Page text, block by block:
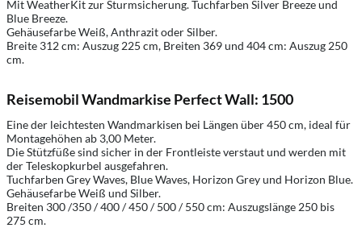
Mit WeatherKit zur Sturmsicherung. Tuchfarben Silver Breeze und
Blue Breeze.
Gehäusefarbe Weiß, Anthrazit oder Silber.
Breite 312 cm: Auszug 225 cm, Breiten 369 und 404 cm: Auszug 250
cm.
Reisemobil Wandmarkise Perfect Wall: 1500
Eine der leichtesten Wandmarkisen bei Längen über 450 cm, ideal für
Montagehöhen ab 3,00 Meter.
Die Stützfüße sind sicher in der Frontleiste verstaut und werden mit
der Teleskopkurbel ausgefahren.
Tuchfarben Grey Waves, Blue Waves, Horizon Grey und Horizon Blue.
Gehäusefarbe Weiß und Silber.
Breiten 300 /350 / 400 / 450 / 500 / 550 cm: Auszugslänge 250 bis
275 cm.